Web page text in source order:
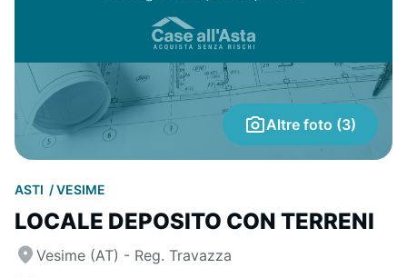
Altre foto (3)
ASTI VESIME
LOCALE DEPOSITO CON TERRENI
Vesime (AT) - Reg. Travazza